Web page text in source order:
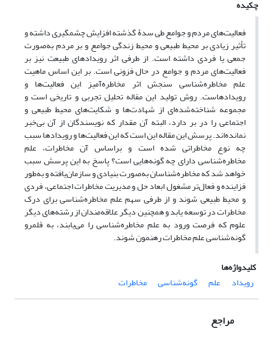
چکیده
فعالیت‌های مردم و جوامع طی سدۀ گذشته افزایش چشمگیری داشته و
تأثیر زیادی بر محیط طبیعی و محیط زندگی جوامع و بر مردم به‌صورت
جمعی یا فردی داشته است. از طرفی اثر رویدادهای طبیعت نیز بر
فعالیت‌های مردم و جوامع در حال فزونی است. بر این اساس ماهیت
علم مخاطره‌شناسی سنجش اثر مخاطره‌آمیز این فعالیت‌ها و
رویدادهاست. روش تولید این مقاله تحلیل تجربی و تاریخی است و
مجموعه شناخته‌شده‌ای از شهادت‌ها و شکایت‌های محیط طبیعی و
اجتماعی را در بر دارد، البته آن مقدار که نویسندگان از آن بی‌خبر
نمانده‌اند. پرسش این مقاله این است که این فعالیت‌ها و رویدادها سبب
چه نوع مخاطراتی شده است و براساس آن مخاطرات، علم
مخاطره‌شناسی دارای چه گونه‌هایی است؟ پاسخ به این پرسش سبب
خواهد شد که مخاطره‌شناسان به‌صورت بنیادی و سازمان‌یافته و به‌طور
فزاینده و فعال‌تر مشغول ابعاد حل و مدیریت مخاطرات اجتماعی، فردی
و محیط طبیعی شوند و از طرفی سهم علم مخاطره‌شناسی برای درک
مخاطرات در توسعه یابد و همچنین دیگر علاقه‌مندان از رشته‌های دیگر
علوم که فرصت ورود به علم مخاطره‌شناسی را می‌یابند، به قلمرو
گونه‌شناسی علم مخاطرات رهنمون شوند.
کلیدواژه‌ها
رویداد
علم گونه‌شناسی مخاطرات
مراجع